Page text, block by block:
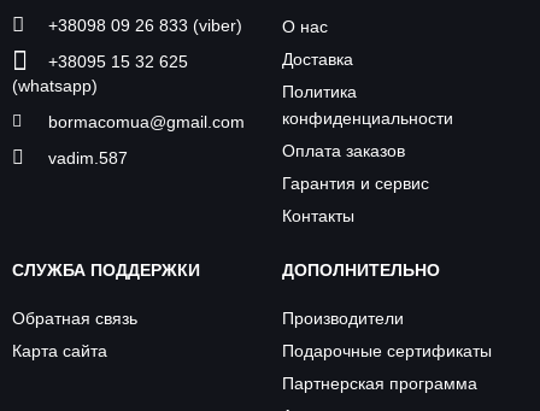
+38098 09 26 833 (viber)
+38095 15 32 625
(whatsapp)
bormacomua@gmail.com
vadim.587
О нас
Доставка
Политика
конфиденциальности
Оплата заказов
Гарантия и сервис
Контакты
СЛУЖБА ПОДДЕРЖКИ
Обратная связь
Карта сайта
ДОПОЛНИТЕЛЬНО
Производители
Подарочные сертификаты
Партнерская программа